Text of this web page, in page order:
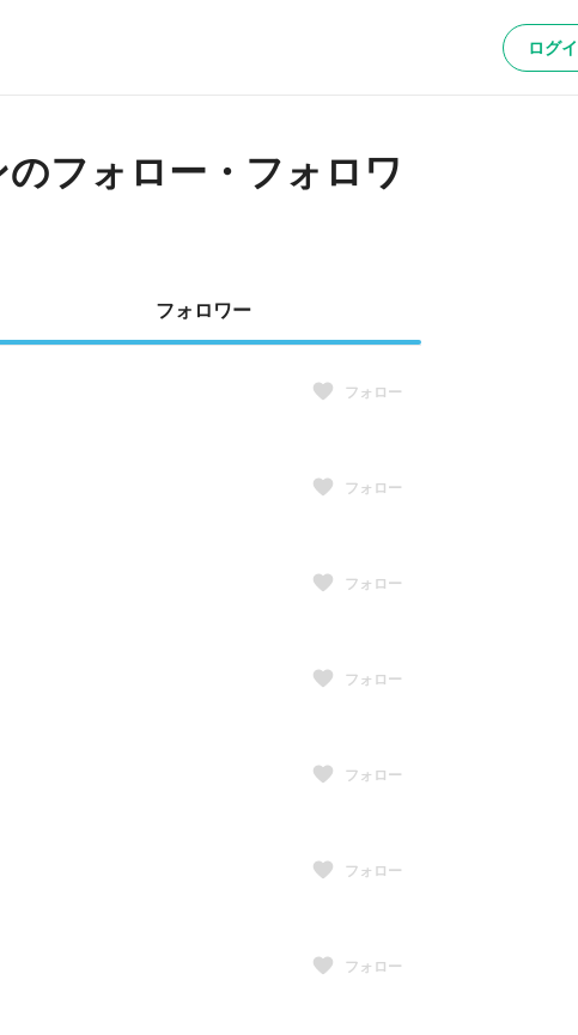
ログ
のフォロー・フォロワ
フォロワー
フォロー
フォロー
フォロー
フォロー
フォロー
フォロー
フォロー